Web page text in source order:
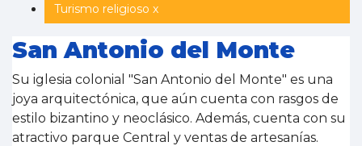
Turismo religioso x
San Antonio del Monte
Su iglesia colonial "San Antonio del Monte" es una
joya arquitectónica, que aún cuenta con rasgos de
estilo bizantino y neoclásico. Además, cuenta con su
atractivo parque Central y ventas de artesanías.